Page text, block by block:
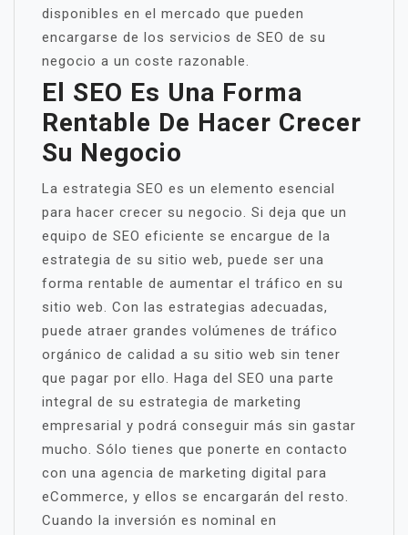
disponibles en el mercado que pueden
encargarse de los servicios de SEO de su
negocio a un coste razonable.
El SEO Es Una Forma
Rentable De Hacer Crecer
Su Negocio
La estrategia SEO es un elemento esencial
para hacer crecer su negocio. Si deja que un
equipo de SEO eficiente se encargue de la
estrategia de su sitio web, puede ser una
forma rentable de aumentar el tráfico en su
sitio web. Con las estrategias adecuadas,
puede atraer grandes volúmenes de tráfico
orgánico de calidad a su sitio web sin tener
que pagar por ello. Haga del SEO una parte
integral de su estrategia de marketing
empresarial y podrá conseguir más sin gastar
mucho. Sólo tienes que ponerte en contacto
con una agencia de marketing digital para
eCommerce, y ellos se encargarán del resto.
Cuando la inversión es nominal en